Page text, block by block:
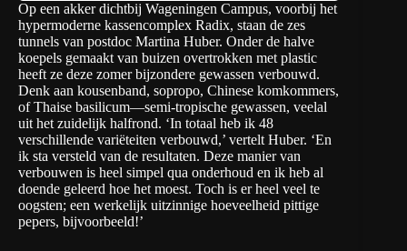
Op een akker dichtbij Wageningen Campus, voorbij het
hypermoderne kassencomplex Radix, staan de zes
tunnels van postdoc Martina Huber. Onder de halve
koepels gemaakt van buizen overtrokken met plastic
heeft ze deze zomer bijzondere gewassen verbouwd.
Denk aan kousenband, sopropo, Chinese komkommers,
of Thaise basilicum—semi-tropische gewassen, veelal
uit het zuidelijk halfrond. ‘In totaal heb ik 48
verschillende variëteiten verbouwd,’ vertelt Huber. ‘En
ik sta versteld van de resultaten. Deze manier van
verbouwen is heel simpel qua onderhoud en ik heb al
doende geleerd hoe het moest. Toch is er heel veel te
oogsten; een werkelijk uitzinnige hoeveelheid pittige
pepers, bijvoorbeeld!’